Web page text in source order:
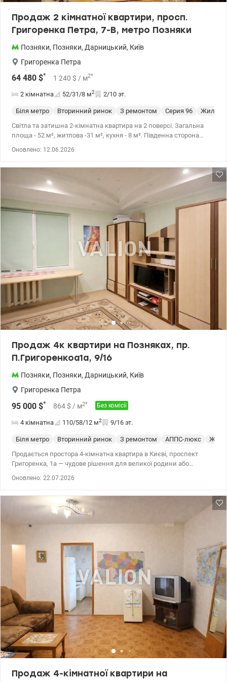
Продаж 2 кімнатної квартири, просп.
Григоренка Петра, 7-В, метро Позняки
Позняки, Позняки, Дарницький, Київ
Григоренка Петра
64 480 $* 1 240 $ / м2*
2 кімнатна 52/31/8 м2 2/10 эт.
Біля метро Вторинний ринок З ремонтом Cерия 96
Жилое
Світла та затишна 2-кімнатна квартира на 2 поверсі. Загальна
площа - 52 м², житлова -31 м², кухня - 8 м². Південна сторона
доступності; - поруч знаходяться Нова пошта та укрпошта; - ТРЦ
River Mall та Алладін – за кілька хвилин; - зера Сонячне та
Качине для прогулянок і відпочинку; - pупинка громадського
транспорту - лише 3 хвилини пішки від будинку$ - 100 метрів до
McDonald's. - до метро 15 хвинил пішої прогулянки. Ідеальний
варіант як для власного проживання, так і для інвестиції. Ціна -
64 480 у.o. 096 644 99 34 - Юлія Івахно valion.ua/1152159
Оновлено: 12.06.2026
Продаж 4к квартири на Позняках, пр.
П.Григоренкоа1а, 9/16
Позняки, Позняки, Дарницький, Київ
Григоренка Петра
95 000 $* 864 $ / м2* Без комісії
4 кімнатна 110/58/12 м2 9/16 эт.
Біля метро Вторинний ринок З ремонтом АППС-люкс
Продається простора 4-кімнатна квартира в Києві, проспект
Григоренка, 1а — чудове рішення для великої родини або
повністю під себе та реалізувати власний дизайн-проект.
Переваги: 4 окремі кімнати — комфорт для всієї родини 2 великі
лоджії Висота стель 2,65 м Чистий, відремонтований під'їзд
Сонячне — прогулянки та відпочинок біля води У пішій
доступності ТЦ, супермаркети, кафе та ресторани Школи, дитячі
садки, медичні центри Зручна транспортна розв'язка: До метро
«Позняки» — 5 хвилин на транспорті Пішки — близько 20 хвилин
Чудово підійде: для великої родини для інвестицій
(перепланування / оренда) єВідновлення Ціна 95 000у.о.
0505143879 Наталя valion.ua/1149122
Оновлено: 22.07.2026
Продаж 4-кімнатної квартири на